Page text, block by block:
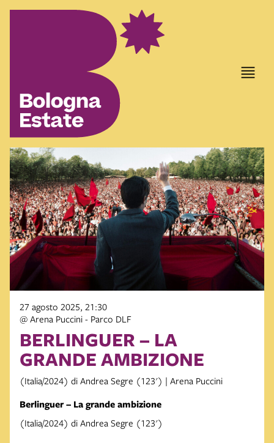
27 agosto 2025, 21:30
@ Arena Puccini - Parco DLF
BERLINGUER – LA
GRANDE AMBIZIONE
(Italia/2024) di Andrea Segre (123') | Arena Puccini
Berlinguer – La grande ambizione
(Italia/2024) di Andrea Segre (123')